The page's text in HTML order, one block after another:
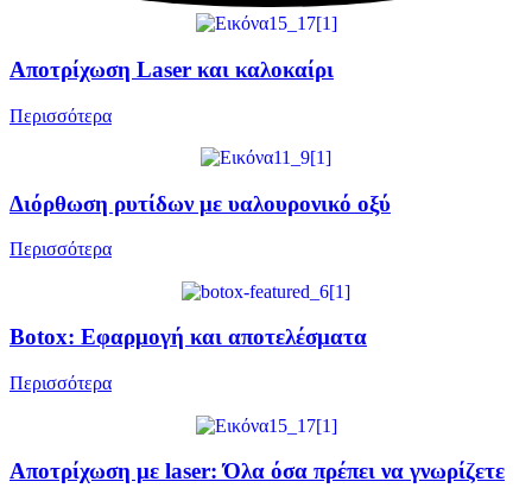
Αποτρίχωση Laser και καλοκαίρι
Περισσότερα
Διόρθωση ρυτίδων με υαλουρονικό οξύ
Περισσότερα
Botox: Εφαρμογή και αποτελέσματα
Περισσότερα
Αποτρίχωση με laser: Όλα όσα πρέπει να γνωρίζετε